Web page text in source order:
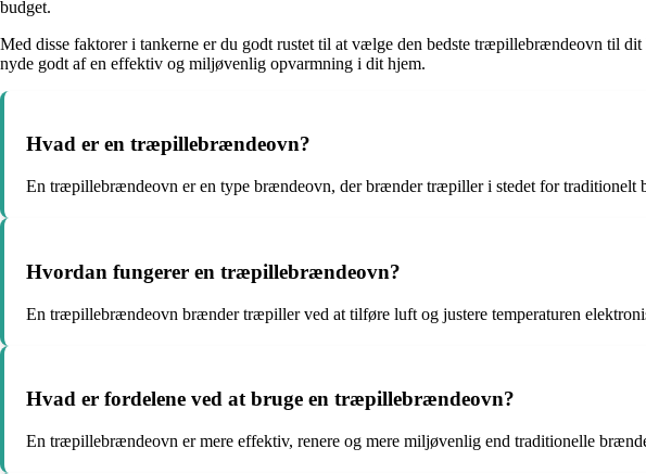
budget.
Med disse faktorer i tankerne er du godt rustet til at vælge den bedste træpillebrændeovn til
nyde godt af en effektiv og miljøvenlig opvarmning i dit hjem.
Hvad er en træpillebrændeovn?
En træpillebrændeovn er en type brændeovn, der brænder træpiller i stedet for traditionelt
Hvordan fungerer en træpillebrændeovn?
En træpillebrændeovn brænder træpiller ved at tilføre luft og justere temperaturen
Hvad er fordelene ved at bruge en træpillebrændeovn?
En træpillebrændeovn er mere effektiv, renere og mere miljøvenlig end traditionelle